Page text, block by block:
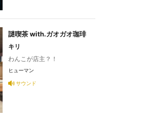
謎喫茶 with.ガオガオ珈琲
キリ
わんこが店主？！
ヒューマン
サウンド